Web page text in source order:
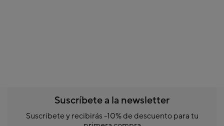
Suscríbete a la newsletter
Suscríbete y recibirás -10% de descuento para tu